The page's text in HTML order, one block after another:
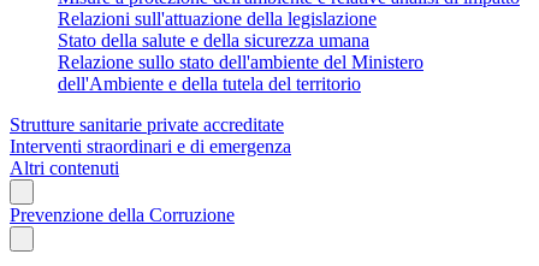
Relazioni sull'attuazione della legislazione
Stato della salute e della sicurezza umana
Relazione sullo stato dell'ambiente del Ministero
dell'Ambiente e della tutela del territorio
Strutture sanitarie private accreditate
Interventi straordinari e di emergenza
Altri contenuti
Prevenzione della Corruzione